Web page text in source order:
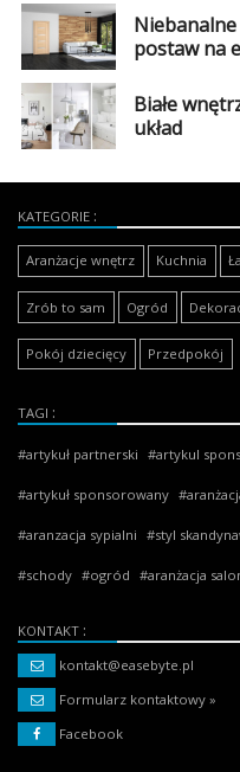
postaw na
Białe
układ
KATEGORIE
Aranżacje wnętrz Kuchnia
Zrób to sam Ogród
Pokój dziecięcy Przedpokój
TAGI
artykuł partnerski artykul
artykuł sponsorowany
aranzacja sypialni styl
schody ogród aranżacja
KONTAKT
kontakt@easebyte.pl
Formularz kontaktowy »
Facebook